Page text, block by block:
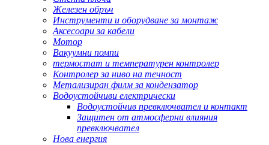
Железен обръч
Инструменти и оборудване за монтаж
Аксесоари за кабели
Мотор
Вакуумни помпи
термостат и температурен контролер
Контролер за ниво на течност
Метализиран филм за кондензатор
Водоустойчиви електрически
Водоустойчив превключвател и контакт
Защитен от атмосферни влияния
превключвател
Нова енергия